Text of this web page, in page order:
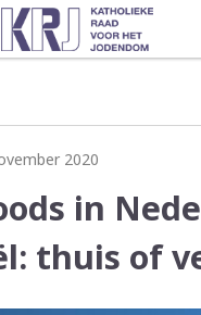
2020
in
thuis of